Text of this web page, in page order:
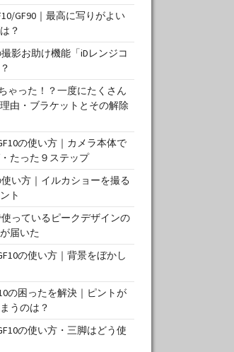
GF90｜最高に写りがよい
？
影お助け機能「iDレンジコ
ゃった！？一度にたくさん
由・ブラケットとその解除
の使い方｜カメラ本体で
たった９ステップ
い方｜イルカショーを撮る
ト
使っているピークデザインの
届いた
の使い方｜背景をぼかし
の困ったを解決｜ピントが
うのは？
の使い方・三脚はどう使